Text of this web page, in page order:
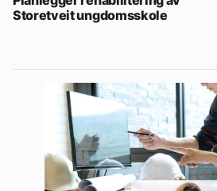
Storetveit ungdomsskole